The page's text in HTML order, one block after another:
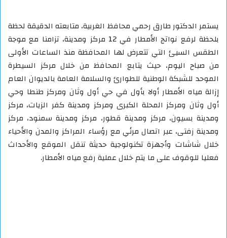
يستمر الدكتور طارق رحمي محافظ الغربية، متابعته الدقيقة لحظة
بلحظة لرفع نواتج الأمطار في 12 مركز ومدينة، تزامنا مع موجة
الطقس السيئ التي تتعرض لها المحافظة منذ الساعات الأولى
من صباح اليوم، حيث يتابع المحافظ من خلال مركز السيطرة
الموحد للشبكة الوطنية للطوارئ والسلامة العامة بالديوان العام
إزالة مياه الأمطار أولا بأول في حي أول وثان ومركز طنطا وحي
أول وثان ومركز المحلة الكبرى ومركز ومدينة كفر الزيات، مركز
ومدينة بسيون، مركز ومدينة قطور، مركز ومدينة سمنود، مركز
ومدينة زفتى، عبر اتصال مرئي مع رؤساء المراكز والمدن والأحياء
خلال شاشات وأجهزة تكنولوجية حديثة تنقل الموقع والأحداث
فعليا للوقوف على ما يتم خلال عملية رفع مياه الأمطار.